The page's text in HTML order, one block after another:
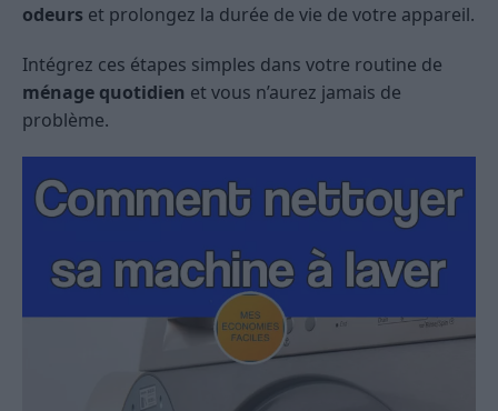
odeurs et prolongez la durée de vie de votre appareil.
Intégrez ces étapes simples dans votre routine de
ménage quotidien et vous n’aurez jamais de
problème.